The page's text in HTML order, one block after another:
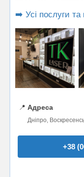
➡️ Усі послуги та
📍 Адреса
Дніпро,
+38